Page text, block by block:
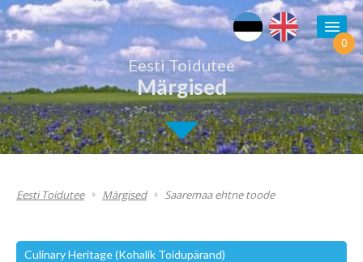
Eesti Toidutee
Märgised
0
Eesti Toidutee Märgised Saaremaa ehtne toode
Culinary Heritage (Kohalik Toidupärand)